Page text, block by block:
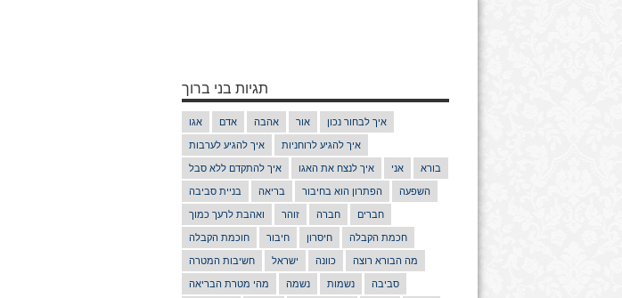
תגיות בני ברוך
אגו אדם אהבה אור איך לבחור נכון
איך להגיע לערבות איך להגיע לרוחניות
איך להתקדם ללא סבל איך לנצח את האגו אני בורא
בניית סביבה בריאה הפתרון הוא בחיבור השפעה
ואהבת לרעך כמוך זוהר חברה חברים
חוכמת הקבלה חיבור חיסרון חכמת הקבלה
חשיבות המטרה ישראל כוונה מה הבורא רוצה
מהי מטרת הבריאה נשמה נשמות סביבה